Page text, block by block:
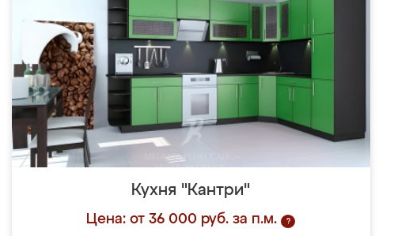
Кухня "Кантри"
Цена: от 36 000 руб. за п.м. ?